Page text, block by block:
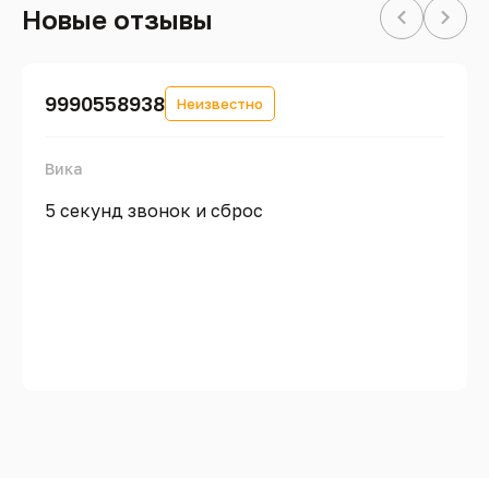
Новые отзывы
9990558938 Неизвестно
Вика
5 секунд звонок и сброс